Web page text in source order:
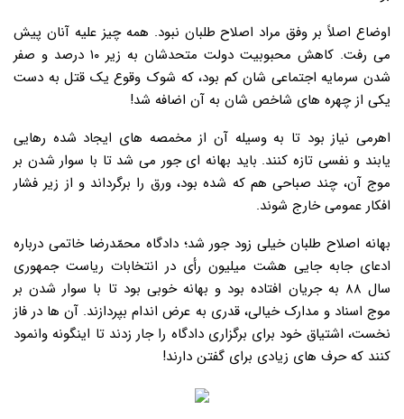
اوضاع اصلاً بر وفق مراد اصلاح طلبان نبود. همه چیز علیه آنان پیش
می رفت. کاهش محبوبیت دولت متحدشان به زیر ۱۰ درصد و صفر
شدن سرمایه اجتماعی شان کم بود، که شوک وقوع یک قتل به دست
یکی از چهره های شاخص شان به آن اضافه شد!
اهرمی نیاز بود تا به وسیله آن از مخمصه های ایجاد شده رهایی
یابند و نفسی تازه کنند. باید بهانه ای جور می شد تا با سوار شدن بر
موج آن، چند صباحی هم که شده بود، ورق را برگرداند و از زیر فشار
افکار عمومی خارج شوند.
بهانه اصلاح طلبان خیلی زود جور شد؛ دادگاه محمّدرضا خاتمی درباره
ادعای جابه جایی هشت میلیون رأی در انتخابات ریاست جمهوری
سال ۸۸ به جریان افتاده بود و بهانه خوبی بود تا با سوار شدن بر
موج اسناد و مدارک خیالی، قدری به عرض اندام بپردازند. آن ها در فاز
نخست، اشتیاق خود برای برگزاری دادگاه را جار زدند تا اینگونه وانمود
کنند که حرف های زیادی برای گفتن دارند!